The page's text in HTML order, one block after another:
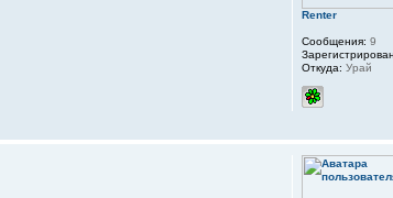
Renter
Сообщения: 9
Откуда: Урай